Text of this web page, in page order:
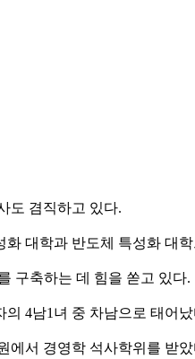
도 겸직하고 있다.
대학과 반도체 특성화 대
구축하는 데 힘을 쏟고 있다.
의 4남1녀 중 차남으로 태어났
에서 경영학 석사학위를 받았